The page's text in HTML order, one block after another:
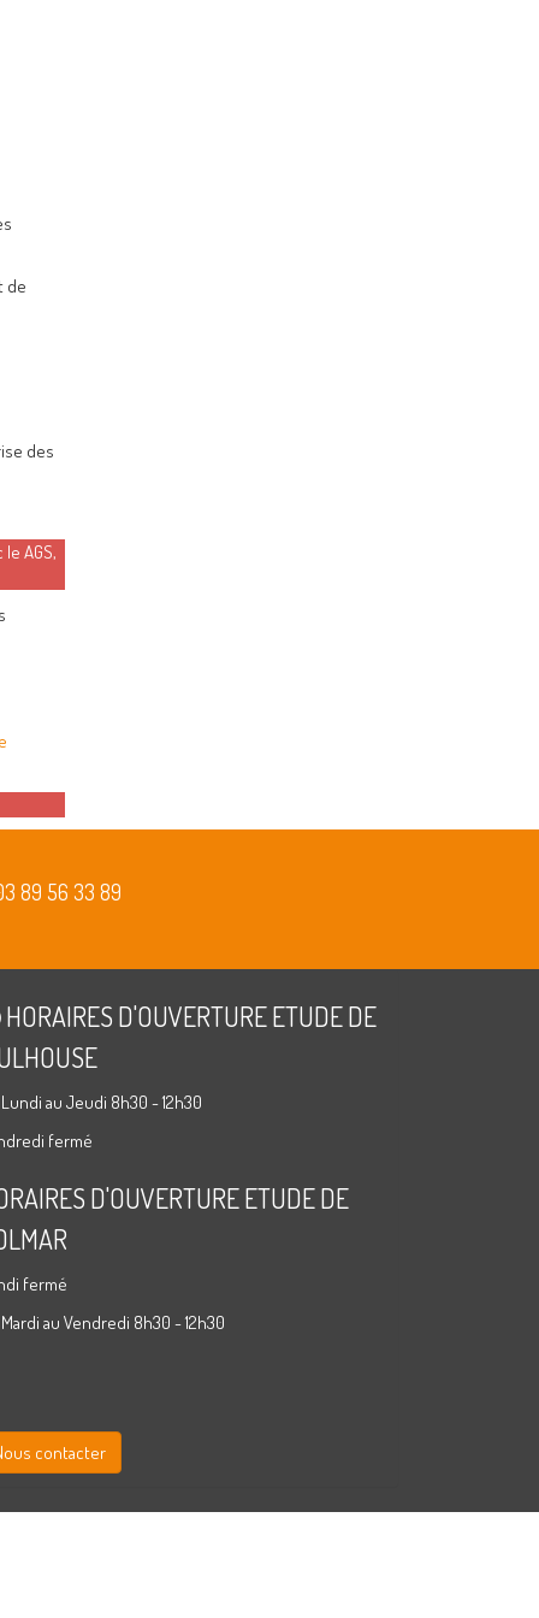
de
des
AGS,
89 56 33 89
HORAIRES D'OUVERTURE ETUDE DE
au Jeudi 8h30 - 12h30
fermé
D'OUVERTURE ETUDE DE
fermé
au Vendredi 8h30 - 12h30
contacter